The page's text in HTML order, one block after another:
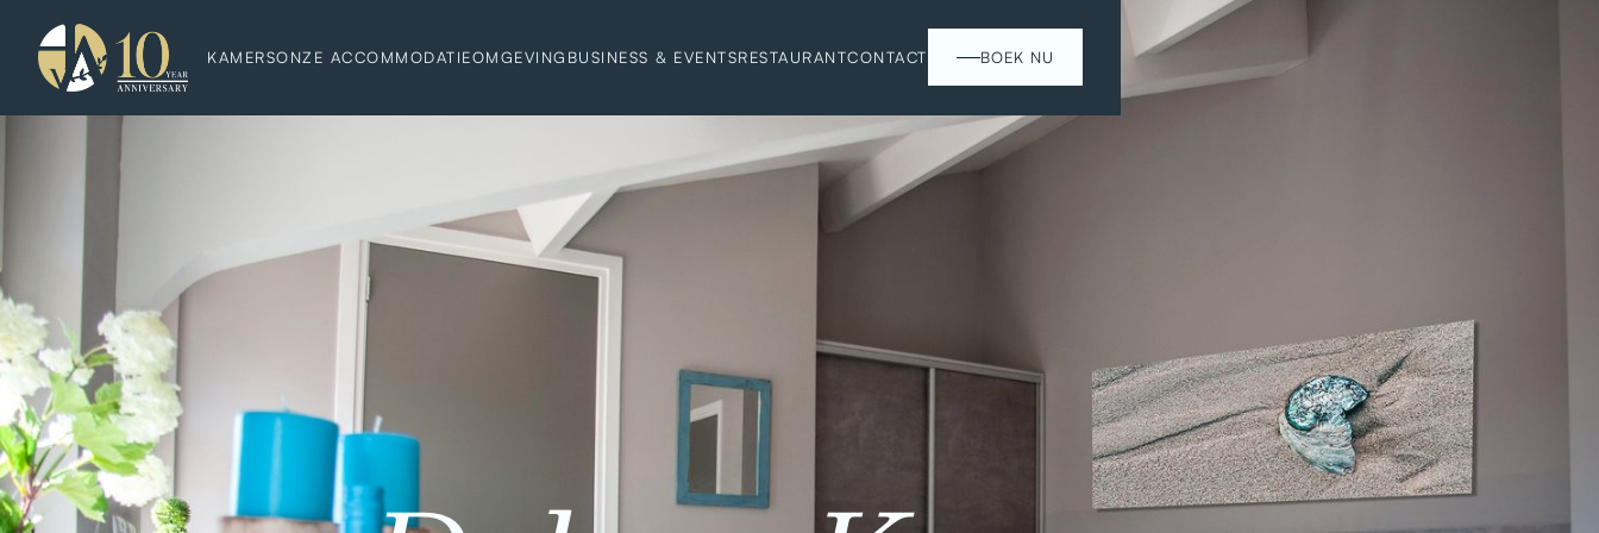
KAMERSONZE ACCOMMODATIEOMGEVING BUSINESS & EVENTSRESTAURANTCONTACT BOEK NU